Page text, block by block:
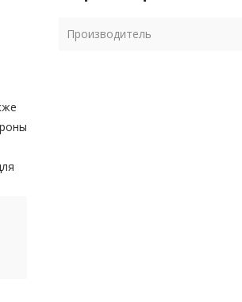
Производитель